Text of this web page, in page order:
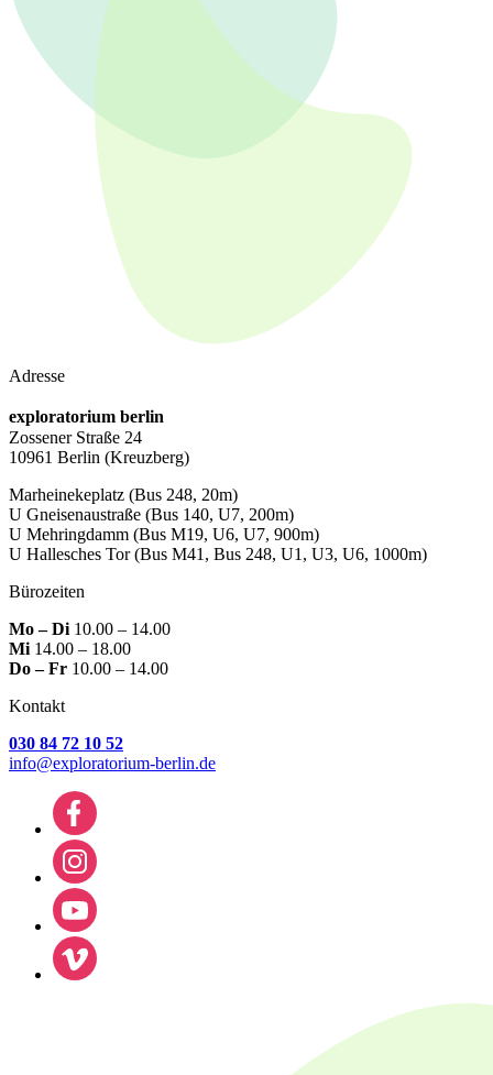
Adresse
exploratorium berlin
Zossener Straße 24
10961 Berlin (Kreuzberg)
Marheinekeplatz (Bus 248, 20m)
U Gneisenaustraße (Bus 140, U7, 200m)
U Mehringdamm (Bus M19, U6, U7, 900m)
U Hallesches Tor(Bus M41, Bus 248, U1, U3, U6, 1000m)
Bürozeiten
Mo – Di 10.00 – 14.00
Mi 14.00 – 18.00
Do – Fr 10.00 – 14.00
Kontakt
030 84 72 10 52
info@exploratorium-berlin.de